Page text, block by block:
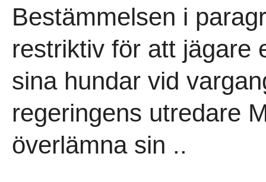
Bestämmelsen i
restriktiv för att jägare
sina hundar vid
regeringens utredare
överlämna sin ..